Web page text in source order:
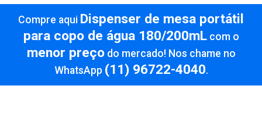
Compre aqui Dispenser de mesa portátil
para copo de água 180/200mLcom o
menor preçodo mercado! Nos chame no
WhatsApp (11) 96722-4040.